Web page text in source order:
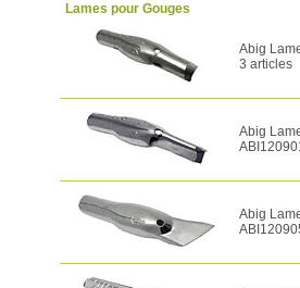
Lames pour Gouges
Abig
3 articles
Abig
Abig